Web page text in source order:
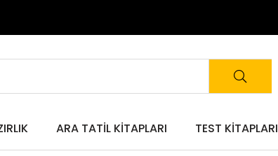
ARA TATIL KITAPLARI TEST KITAPLARI